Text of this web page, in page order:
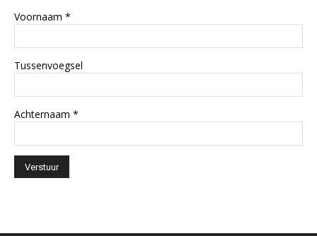
Voornaam *
Tussenvoegsel
Achternaam *